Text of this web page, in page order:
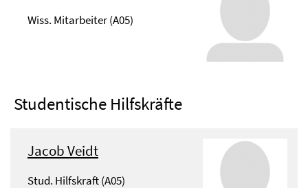
Wiss. Mitarbeiter (A05)
Studentische Hilfskräfte
Jacob Veidt
Stud. Hilfskraft (A05)